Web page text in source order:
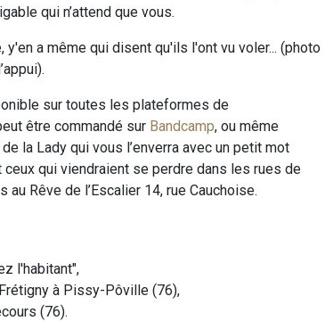
qui n’attend que vous.
y'en a même qui disent qu'ils l'ont vu voler... (photo
sur toutes les plateformes de
être commandé sur Bandcamp, ou même
la Lady qui vous l’enverra avec un petit mot
qui viendraient se perdre dans les rues de
au Rêve de l’Escalier 14, rue Cauchoise.
l'habitant",
à Pissy-Pôville (76),
(76).